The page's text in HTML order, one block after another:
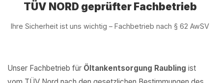
TÜV NORD geprüfter Fachbetrieb
Ihre Sicherheit ist uns wichtig – Fachbetrieb nach § 62 AwSV
Unser Fachbetrieb für Öltankentsorgung Raubling ist